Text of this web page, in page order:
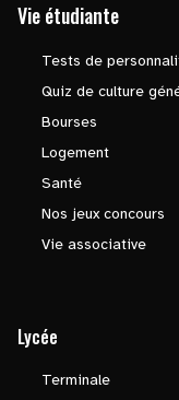
Vie étudiante
Tests de
Quiz de culture
Bourses
Logement
Santé
Nos jeux concours
Vie associative
Lycée
Terminale